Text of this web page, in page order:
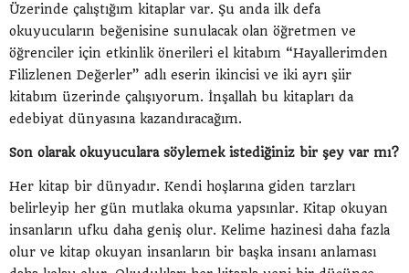
Üzerinde çalıştığım kitaplar var. Şu anda ilk defa
okuyucuların beğenisine sunulacak olan öğretmen ve
öğrenciler için etkinlik önerileri el kitabım “Hayallerimden
Filizlenen Değerler” adlı eserin ikincisi ve iki ayrı şiir
kitabım üzerinde çalışıyorum. İnşallah bu kitapları da
edebiyat dünyasına kazandıracağım.
Son olarak okuyuculara söylemek istediğiniz bir şey var mı?
Her kitap bir dünyadır. Kendi hoşlarına giden tarzları
belirleyip her gün mutlaka okuma yapsınlar. Kitap okuyan
insanların ufku daha geniş olur. Kelime hazinesi daha fazla
olur ve kitap okuyan insanların bir başka insanı anlaması